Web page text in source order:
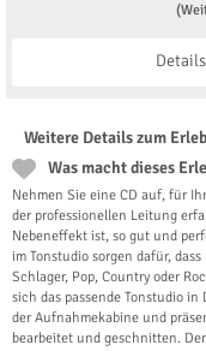
Weitere Details zum
Was macht dieses
Nehmen Sie eine CD auf, für
der professionellen Leitung
Nebeneffekt ist, so gut und
im Tonstudio sorgen dafür,
Schlager, Pop, Country oder
sich das passende Tonstudio
der Aufnahmekabine und
bearbeitet und geschnitten.